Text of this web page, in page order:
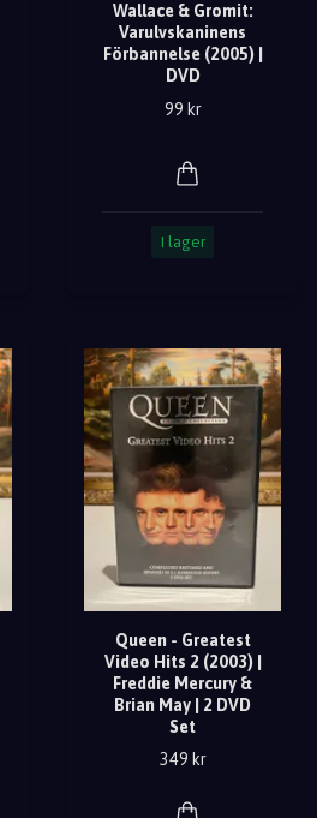
Wallace & Gromit:
Varulvskaninens
Förbannelse (2005) |
DVD
99 kr
I lager
Queen - Greatest
Video Hits 2 (2003) |
Freddie Mercury &
Brian May | 2 DVD
Set
349 kr